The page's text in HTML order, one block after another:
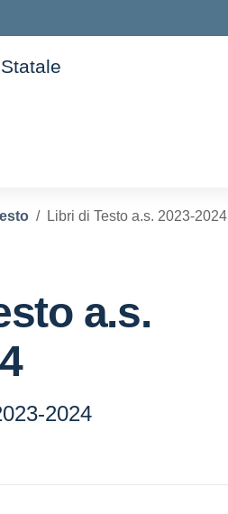
Libri di Testo a.s. 2023-2024
a.s.
2024